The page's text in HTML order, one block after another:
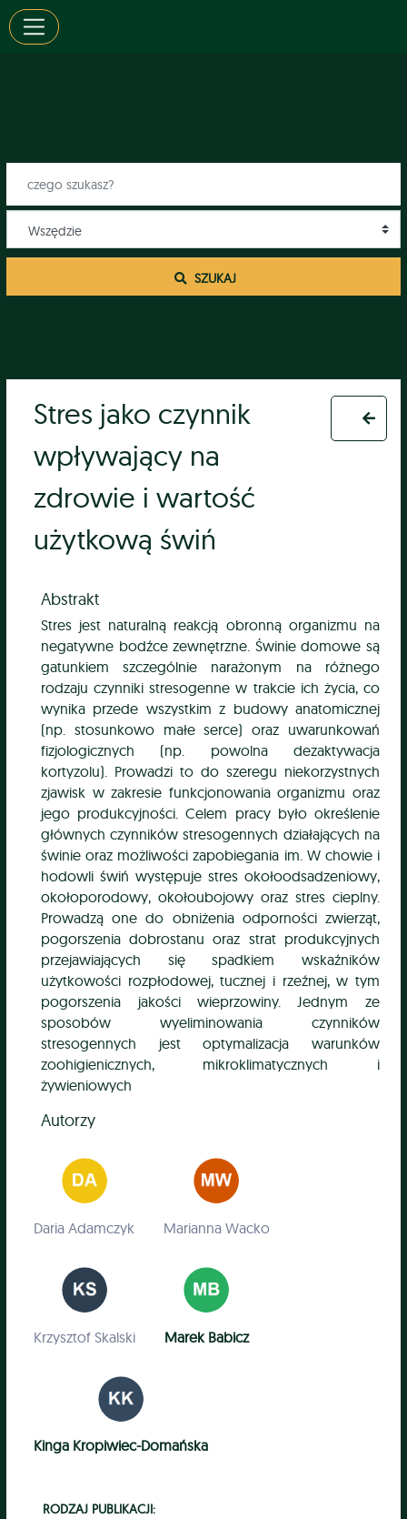
SZUKAJ
Stres jako czynnik
wpływający na
zdrowie i wartość
użytkową świń
Abstrakt
Stres jest naturalną reakcją obronną organizmu na
negatywne bodźce zewnętrzne. Świnie domowe są
gatunkiem szczególnie narażonym na różnego
rodzaju czynniki stresogenne w trakcie ich życia, co
wynika przede wszystkim z budowy anatomicznej
(np. stosunkowo małe serce) oraz uwarunkowań
fizjologicznych (np. powolna dezaktywacja
kortyzolu). Prowadzi to do szeregu niekorzystnych
zjawisk w zakresie funkcjonowania organizmu oraz
jego produkcyjności. Celem pracy było określenie
głównych czynników stresogennych działających na
świnie oraz możliwości zapobiegania im. W chowie i
hodowli świń występuje stres okołoodsadzeniowy,
okołoporodowy, okołoubojowy oraz stres cieplny.
Prowadzą one do obniżenia odporności zwierząt,
pogorszenia dobrostanu oraz strat produkcyjnych
przejawiających się spadkiem wskaźników
użytkowości rozpłodowej, tucznej i rzeźnej, w tym
pogorszenia jakości wieprzowiny. Jednym ze
sposobów wyeliminowania czynników
stresogennych jest optymalizacja warunków
zoohigienicznych, mikroklimatycznych i
żywieniowych
Autorzy
Daria Adamczyk Marianna Wacko
Krzysztof Skalski Marek Babicz
Kinga Kropiwiec-Domańska
RODZAJ PUBLIKACJI: